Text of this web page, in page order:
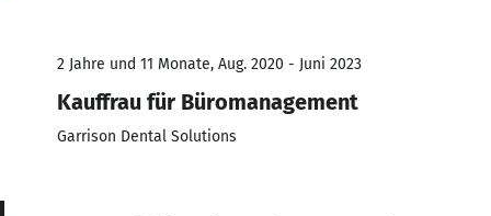
2 Jahre und 11 Monate, Aug. 2020 - Juni 2023
Kauffrau für Büromanagement
Garrison Dental Solutions